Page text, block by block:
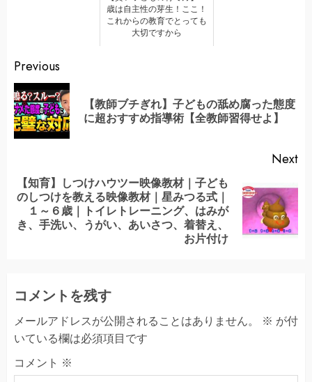
歳は自主性の芽生！ここ！
これからの教育でとっても
大切ですから
Continue
Reading
Previous
【教師ブチぎれ】子どもの舐め腐った態度
に超おすすめ指導術【全教師習得せよ】
Next
Next
post:
【知育】しつけハウツー映像教材｜子ども
のしつけを教える映像教材｜星みつる式｜
１～６歳｜トイレトレーニング、はみが
き、手洗い、うがい、あいさつ、着替え、
お片付け
コメントを残す
メールアドレスが公開されることはありません。 ※ が付
いている欄は必須項目です
コメント ※